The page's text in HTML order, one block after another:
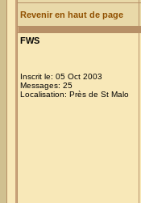
Revenir en haut de page
FWS
Inscrit le: 05 Oct 2003
Messages: 25
Localisation: Près de St Malo